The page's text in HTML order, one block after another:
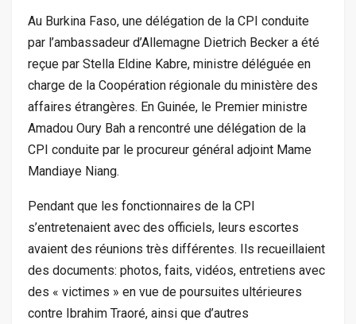
Au Burkina Faso, une délégation de la CPI conduite
par l’ambassadeur d’Allemagne Dietrich Becker a été
reçue par Stella Eldine Kabre, ministre déléguée en
charge de la Coopération régionale du ministère des
affaires étrangères. En Guinée, le Premier ministre
Amadou Oury Bah a rencontré une délégation de la
CPI conduite par le procureur général adjoint Mame
Mandiaye Niang.
Pendant que les fonctionnaires de la CPI
s’entretenaient avec des officiels, leurs escortes
avaient des réunions très différentes. Ils recueillaient
des documents: photos, faits, vidéos, entretiens avec
des « victimes » en vue de poursuites ultérieures
contre Ibrahim Traoré, ainsi que d’autres